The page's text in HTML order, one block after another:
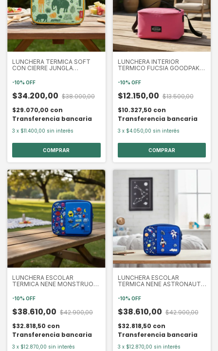
LUNCHERA TERMICA SOFT
CON CIERRE JUNGLA
-10% OFF
$34.200,00 $38.000,00
$29.070,00 con
Transferencia bancaria
3 x $11.400,00 sin interés
LUNCHERA INTERIOR
TERMICO FUCSIA GOODPAK
-10% OFF
$12.150,00 $13.500,00
$10.327,50 con
Transferencia bancaria
3 x $4.050,00 sin interés
LUNCHERA ESCOLAR
TERMICA NENE MONSTRUO
-10% OFF
$38.610,00 $42.900,00
$32.818,50 con
Transferencia bancaria
3 x $12.870,00 sin interés
LUNCHERA ESCOLAR
TERMICA NENE ASTRONAUTA
-10% OFF
$38.610,00 $42.900,00
$32.818,50 con
Transferencia bancaria
3 x $12.870,00 sin interés